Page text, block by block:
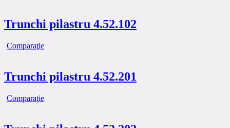
Trunchi pilastru 4.52.102
Comparaţie
Trunchi pilastru 4.52.201
Comparaţie